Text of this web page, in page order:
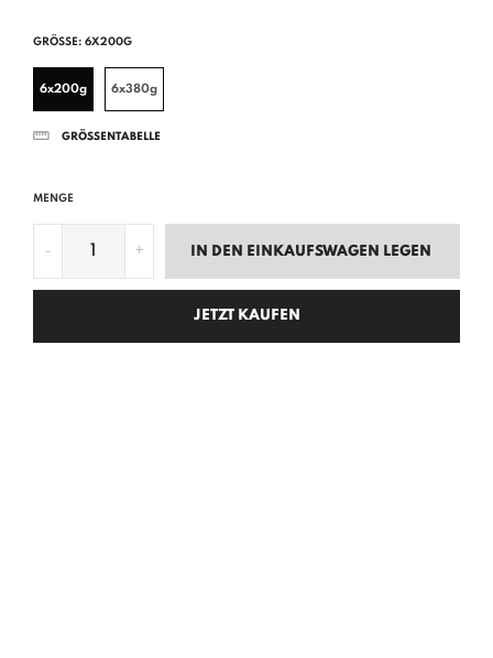
GRÖSSE: 6X200G
6x200g 6x380g
GRÖSSENTABELLE
MENGE
- + IN DEN EINKAUFSWAGEN LEGEN
JETZT KAUFEN